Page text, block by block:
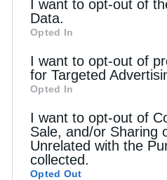
I want to opt-out of
Data.
Opted In
I want to opt-out of
for Targeted
Opted In
I want to opt-out of
Sale, and/or Sharing
Unrelated with the
collected.
Opted Out
Ζαχαρίας
626.
ο Σταυρός του
τεμαχίσει το Τίμιο